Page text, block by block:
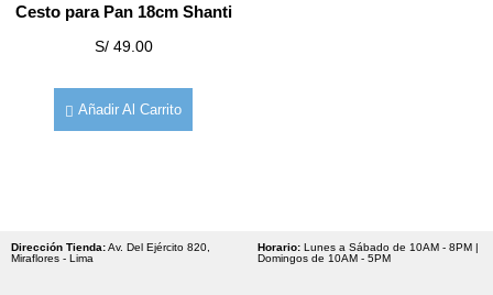
Cesto para Pan 18cm Shanti
S/49.00
Añadir Al Carrito
Dirección Tienda:Av. Del Ejército 820,
Miraflores - Lima
Horario: Lunes a Sábado de 10AM - 8PM |
Domingos de 10AM - 5PM